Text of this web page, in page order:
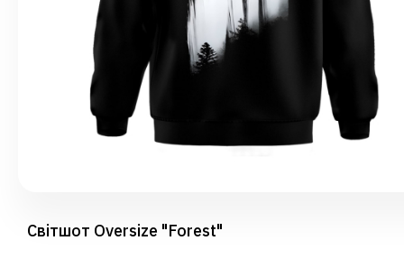
Світшот Oversize "Forest"